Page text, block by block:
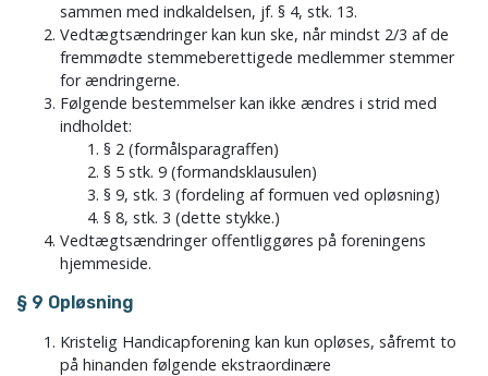
sammen med indkaldelsen, jf. § 4, stk. 13.
Vedtægtsændringer kan kun ske, når mindst 2/3 af de
fremmødte stemmeberettigede medlemmer stemmer
for ændringerne.
Følgende bestemmelser kan ikke ændres i strid med
indholdet:
§ 2 (formålsparagraffen)
§ 5 stk. 9 (formandsklausulen)
§ 9, stk. 3 (fordeling af formuen ved opløsning)
§ 8, stk. 3 (dette stykke.)
Vedtægtsændringer offentliggøres på foreningens
hjemmeside.
§ 9 Opløsning
Kristelig Handicapforening kan kun opløses, såfremt to
på hinanden følgende ekstraordinære